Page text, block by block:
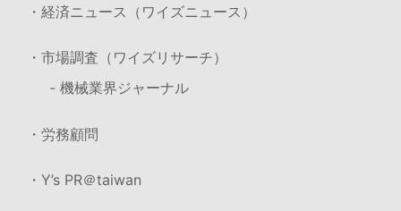
・経済ニュース（ワイズニュース）
・市場調査（ワイズリサーチ）
- 機械業界ジャーナル
・労務顧問
・Y’s PR＠taiwan